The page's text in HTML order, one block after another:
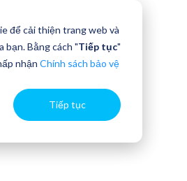
để cải thiện trang web và
bạn. Bằng cách "Tiếp tục"
nhận Chính sách bảo vệ
Tiếp tục